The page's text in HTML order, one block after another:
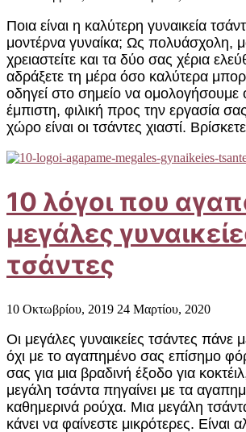
Ποια είναι η καλύτερη γυναικεία
μοντέρνα γυναίκα; Ως πολυάσχολη,
χρειαστείτε και τα δύο σας χέρια
αδράξετε τη μέρα όσο καλύτερα
οδηγεί στο σημείο να ομολογήσουμε
έμπιστη, φιλική προς την εργασία
χώρο είναι οι τσάντες χιαστί.
10 λόγοι που
μεγάλες
τσάντες
10 Οκτωβρίου, 2019 24 Μαρτίου, 2020
Οι μεγάλες γυναικείες τσάντες πάνε
όχι με το αγαπημένο σας επίσημο
σας για μια βραδινή έξοδο για
μεγάλη τσάντα πηγαίνει με τα
καθημερινά ρούχα. Μια μεγάλη
κάνει να φαίνεστε μικρότερες. Είναι